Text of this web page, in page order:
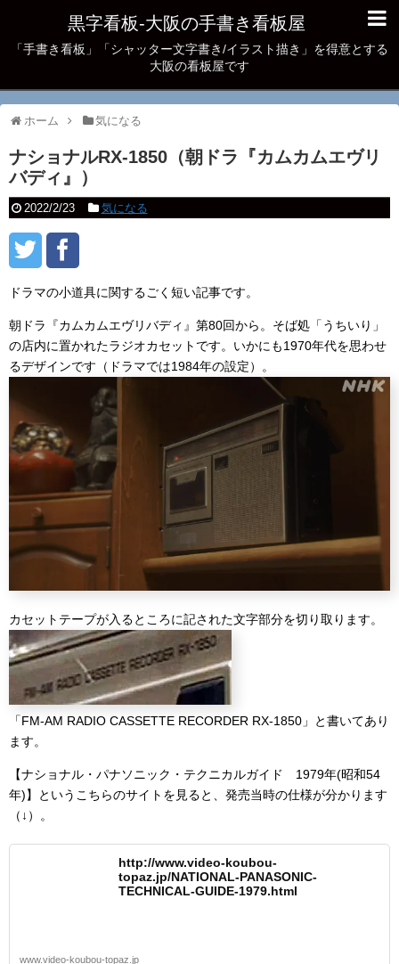
黒字看板‐大阪の手書き看板屋
「手書き看板」「シャッター文字書き/イラスト描き」を得意とする
大阪の看板屋です
ホーム 気になる
ナショナルRX-1850（朝ドラ『カムカムエヴリ
バディ』）
2022/2/23 気になる
ドラマの小道具に関するごく短い記事です。
朝ドラ『カムカムエヴリバディ』第80回から。そば処「うちいり」
の店内に置かれたラジオカセットです。いかにも1970年代を思わせ
るデザインです（ドラマでは1984年の設定）。
カセットテープが入るところに記された文字部分を切り取ります。
「FM-AM RADIO CASSETTE RECORDER RX-1850」と書いてあり
ます。
【ナショナル・パナソニック・テクニカルガイド 1979年(昭和54
年)】というこちらのサイトを見ると、発売当時の仕様が分かります
（↓）。
http://www.video-koubou-
topaz.jp/NATIONAL-PANASONIC-
TECHNICAL-GUIDE-1979.html
www.video-koubou-topaz.jp